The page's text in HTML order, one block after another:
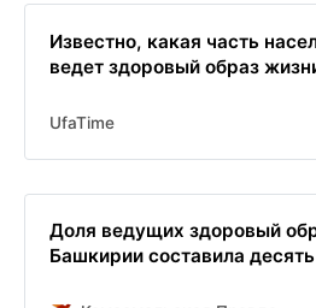
Известно, какая часть
ведет здоровый образ
UfaTime
Доля ведущих здоровый
Башкирии составила